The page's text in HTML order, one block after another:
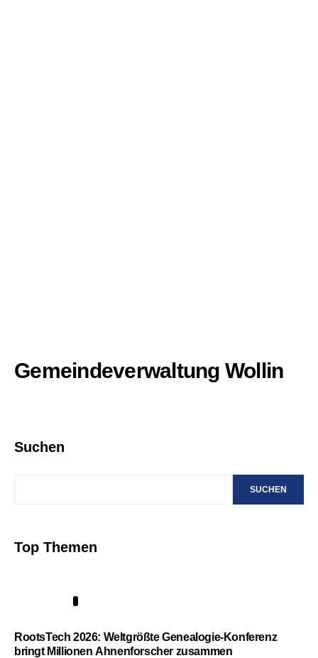
Gemeindeverwaltung Wollin
Suchen
SUCHEN
Top Themen
RootsTech 2026: Weltgrößte Genealogie-Konferenz
bringt Millionen Ahnenforscher zusammen